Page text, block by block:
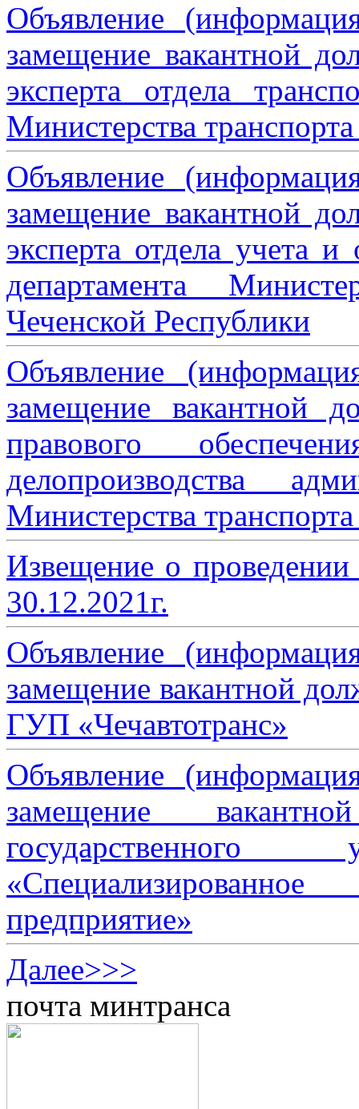
Объявление
замещение вакантной
эксперта отдела
Министерства
Объявление
замещение вакантной
эксперта отдела учета и
департамента
Чеченской Республики
Объявление
замещение вакантной
правового
делопроизводства
Министерства
Извещение о
30.12.2021г.
Объявление
замещение вакантной
ГУП «Чечавтотранс»
Объявление
замещение
государственного
«Специализированное
предприятие»
Далее>>>
почта минтранса